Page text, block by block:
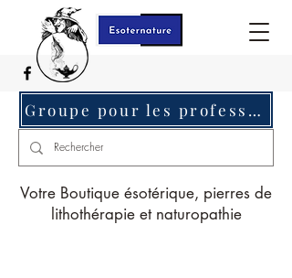
Votre Boutique ésotérique, pierres de
lithothérapie et naturopathie
Groupe pour les professionnels c'est ici